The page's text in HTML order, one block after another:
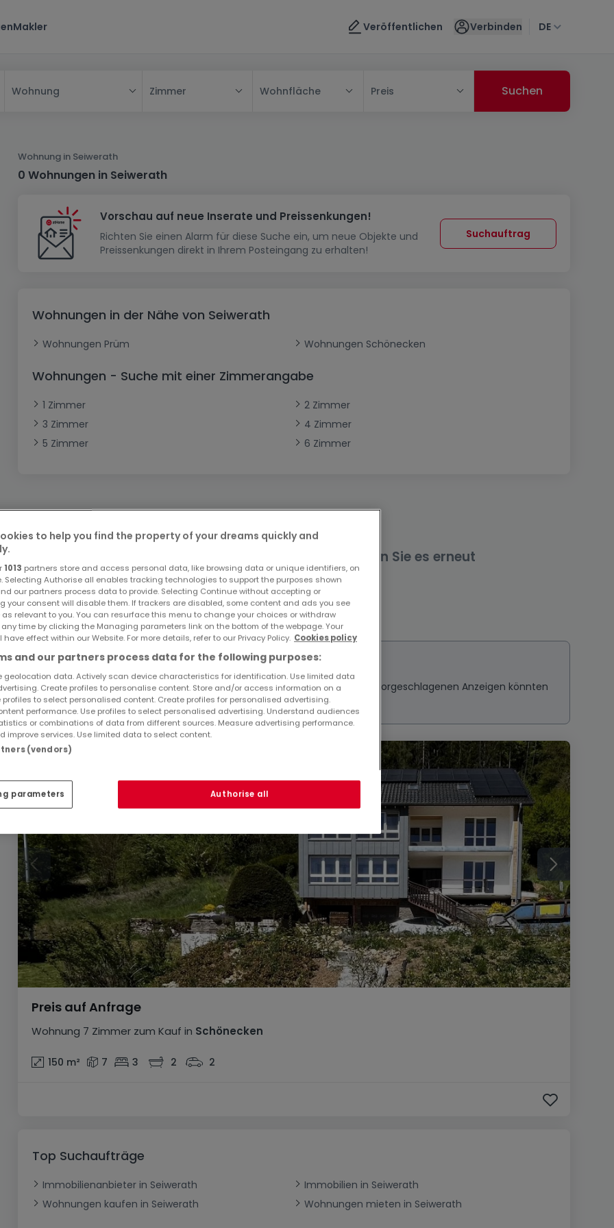
Makler Veröffentlichen Verbinden DE
Wohnung
Haus
Reihenhaus
Doppelhaushälfte
Schloss
Hof
Landhaus
Bungalow
Wohnung
Schlafzimmer
1-Zimmer-Apartment
Dreigeschossige Wohnung
Loft
Erdgeschoss
Wohnanlage
Wohnsiedlung
Haus bauen
Musterhaus
Renditeobjekt
Kein Bauland
Gewerbliches Grundstück
Garage - Parkplatz
Carport
Büro
Büro
Gewerbe
Geschäft
Restaurant
Zimmer Wohnfläche Preis
Wohnung in Seiwerath
0 Wohnungen in Seiwerath
Vorschau auf neue Inserate und Preissenkungen!
Richten Sie einen Alarm für diese Suche ein, um neue Objekte und
Preissenkungen direkt in Ihrem Posteingang zu erhalten!
Suchauftrag
Wohnungen in der Nähe von Seiwerath
Wohnungen Prüm Wohnungen Schönecken
Wohnungen - Suche mit einer Zimmerangabe
1 Zimmer
2 Zimmer
3 Zimmer
4 Zimmer
5 Zimmer
6 Zimmer
Bitte ändern Sie Ihre Suche und versuchen Sie es erneut
Ähnliche Immobilien in der Nähe
Sie haben keine Immobilien gefunden, die Sie interessieren? Diese vorgeschlagenen Anzeigen könnten
Sie interessieren.
Wohnung 7 Zimmer zum Kauf in Schönecken
Preis auf Anfrage
150 m² 7 3 2 2
Top Suchaufträge
Immobilienanbieter in Seiwerath
Immobilien in Seiwerath
Wohnungen kaufen in Seiwerath
Wohnungen mieten in Seiwerath
to help you find the property of your dreams quickly and
1013 partners store and access personal data, like browsing data or unique identifiers, on
Selecting Authorise all enables tracking technologies to support the purposes shown
our partners process data to provide. Selecting Continue without accepting or
your consent will disable them. If trackers are disabled, some content and ads you see
as relevant to you. You can resurface this menu to change your choices or withdraw
time by clicking the Managing parameters link on the bottom of the webpage. Your
have effect within our Website. For more details, refer to our Privacy Policy. Cookies policy
and our partners process data for the following purposes:
geolocation data. Actively scan device characteristics for identification. Use limited data
Create profiles to personalise content. Store and/or access information on a
profiles to select personalised content. Create profiles for personalised advertising.
performance. Use profiles to select personalised advertising. Understand audiences
or combinations of data from different sources. Measure advertising performance.
improve services. Use limited data to select content.
(vendors)
parameters Authorise all